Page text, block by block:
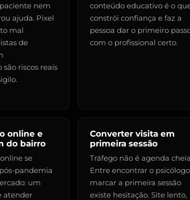
nem
ajuda. Pixel
mal
de
riscos reais
conteúdo educativo é o
constrói confiança e faz a
pessoa dar o primeiro
com o profissional certo.
online e
do bairro
se
pandemia
um
atender
Converter visita em
primeira sessão
Tráfego não é agenda
Entre encontrar o
marcar a primeira sessão
existe hesitação. Site lento,